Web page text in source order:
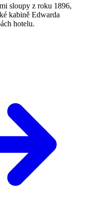
sloupy z roku 1896,
kabině Edwarda
hotelu.